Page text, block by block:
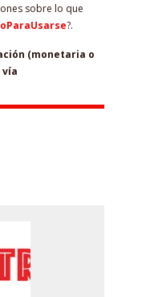
sobre lo que
?.
(monetaria o
vía